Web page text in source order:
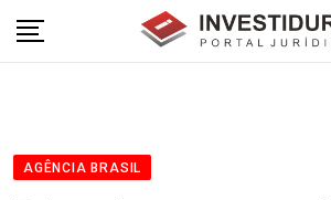
AGÊNCIA BRASIL